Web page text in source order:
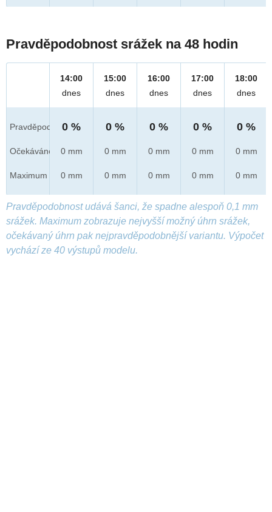
Pravděpodobnost srážek na 48 hodin
Pravděpod.
Očekáváno
Maximum
14:00
dnes
0 %
0 mm
0 mm
15:00
dnes
0 %
0 mm
0 mm
16:00
dnes
0 %
0 mm
0 mm
17:00
dnes
0 %
0 mm
0 mm
18:00
dnes
0 %
0 mm
0 mm
Pravděpodobnost udává šanci, že spadne alespoň 0,1 mm
srážek. Maximum zobrazuje nejvyšší možný úhrn srážek,
očekávaný úhrn pak nejpravděpodobnější variantu. Výpočet
vychází ze 40 výstupů modelu.